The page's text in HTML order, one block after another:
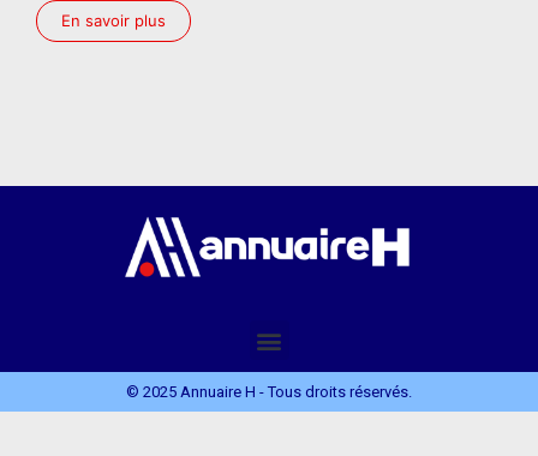
En savoir plus
© 2025 Annuaire H - Tous droits réservés.